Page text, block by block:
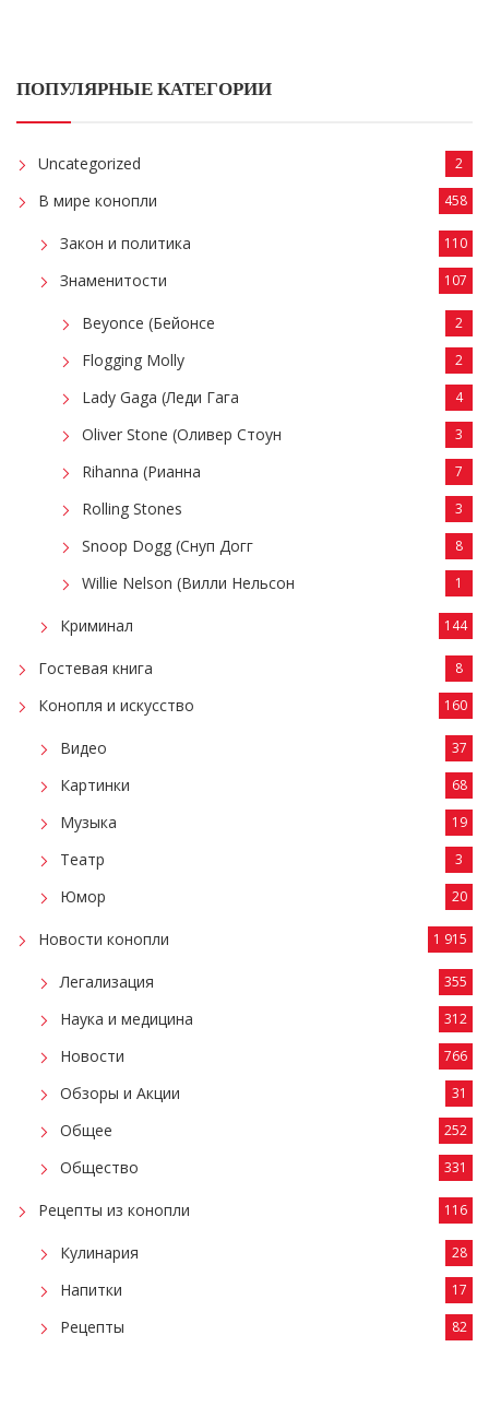
ПОПУЛЯРНЫЕ КАТЕГОРИИ
Uncategorized 2
В мире конопли 458
Закон и политика 110
Знаменитости 107
Beyonce (Бейонсе 2
Flogging Molly 2
Lady Gaga (Леди Гага 4
Oliver Stone (Оливер Стоун 3
Rihanna (Рианна 7
Rolling Stones 3
Snoop Dogg (Снуп Догг 8
Willie Nelson (Вилли Нельсон 1
Криминал 144
Гостевая книга 8
Конопля и искусство 160
Видео 37
Картинки 68
Музыка 19
Театр 3
Юмор 20
Новости конопли 1 915
Легализация 355
Наука и медицина 312
Новости 766
Обзоры и Акции 31
Общее 252
Общество 331
Рецепты из конопли 116
Кулинария 28
Напитки 17
Рецепты 82